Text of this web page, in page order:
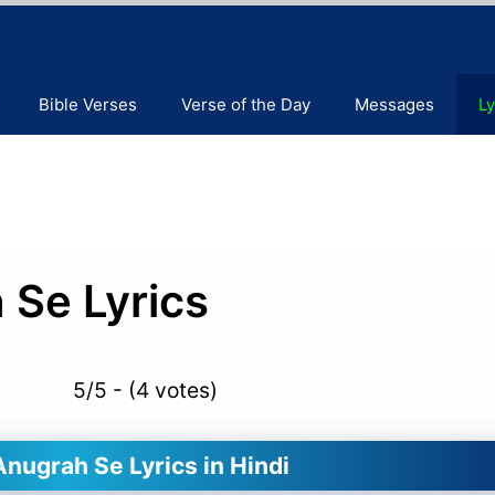
Bible Verses Verse of the Day Messages
Se Lyrics
5/5 - (4 votes)
Se Lyrics in Hindi